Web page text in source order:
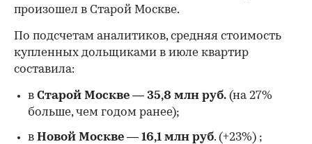
произошел в Старой Москве.
По подсчетам аналитиков, средняя стоимость
купленных дольщиками в июле квартир
составила:
в Старой Москве — 35,8 млн руб. (на 27%
больше, чем годом ранее);
в Новой Москве — 16,1 млн руб. (+23%) ;